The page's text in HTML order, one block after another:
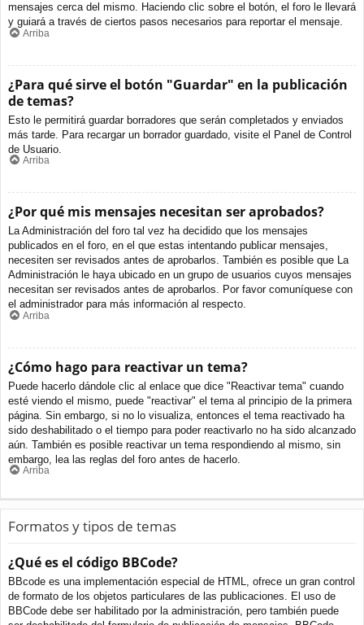
mensajes cerca del mismo. Haciendo clic sobre el botón, el foro le llevará
y guiará a través de ciertos pasos necesarios para reportar el mensaje.
Arriba
¿Para qué sirve el botón "Guardar" en la publicación
de temas?
Esto le permitirá guardar borradores que serán completados y enviados
más tarde. Para recargar un borrador guardado, visite el Panel de Control
de Usuario.
Arriba
¿Por qué mis mensajes necesitan ser aprobados?
La Administración del foro tal vez ha decidido que los mensajes
publicados en el foro, en el que estas intentando publicar mensajes,
necesiten ser revisados antes de aprobarlos. También es posible que La
Administración le haya ubicado en un grupo de usuarios cuyos mensajes
necesitan ser revisados antes de aprobarlos. Por favor comuníquese con
el administrador para más información al respecto.
Arriba
¿Cómo hago para reactivar un tema?
Puede hacerlo dándole clic al enlace que dice "Reactivar tema" cuando
esté viendo el mismo, puede "reactivar" el tema al principio de la primera
página. Sin embargo, si no lo visualiza, entonces el tema reactivado ha
sido deshabilitado o el tiempo para poder reactivarlo no ha sido alcanzado
aún. También es posible reactivar un tema respondiendo al mismo, sin
embargo, lea las reglas del foro antes de hacerlo.
Arriba
Formatos y tipos de temas
¿Qué es el código BBCode?
BBcode es una implementación especial de HTML, ofrece un gran control
de formato de los objetos particulares de las publicaciones. El uso de
BBCode debe ser habilitado por la administración, pero también puede